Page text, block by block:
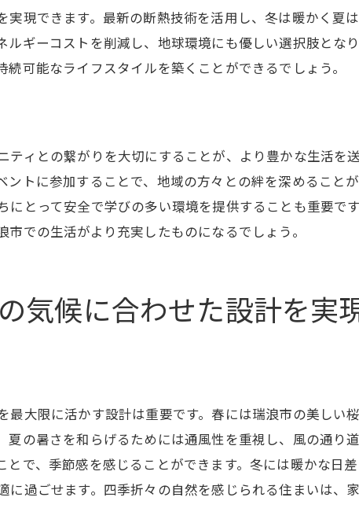
家族の成長に合わせた間取りの工夫
新築で叶えるプライバシーと開放感
瑞浪市の新築計画で知っておきたい地域特有の設計
地元の風土に適した建材選び
瑞浪市特有の気候に対応する設計の工夫
瑞浪市の景観に溶け込む新築設計
未来の暮らしを形作る新築の選択肢
新築で叶える地域社会との新たな関わり
瑞浪市での暮らし方を見つめ直す新築
現できます。最新の断熱技術を活用し、冬は暖かく夏
ギーコストを削減し、地球環境にも優しい選択肢とな
可能なライフスタイルを築くことができるでしょう。
ィとの繋がりを大切にすることが、より豊かな生活を
トに参加することで、地域の方々との絆を深めること
とって安全で学びの多い環境を提供することも重要で
での生活がより充実したものになるでしょう。
気候に合わせた設計を実
大限に活かす設計は重要です。春には瑞浪市の美しい
の暑さを和らげるためには通風性を重視し、風の通り
で、季節感を感じることができます。冬には暖かな日
過ごせます。四季折々の自然を感じられる住まいは、